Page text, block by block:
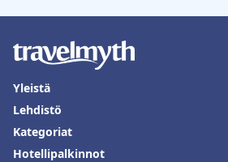
erinomaisia ominaisuuksia. Siisteyden
joidenkin mukavuuksien laadun
vieraskokemusta.
Yleistä
Lehdistö
Kategoriat
Hotellipalkinnot